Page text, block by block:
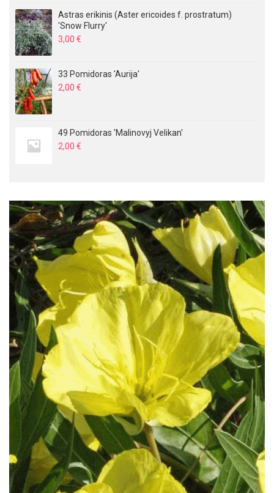
Astras erikinis (Aster ericoides f. prostratum)
'Snow Flurry'
3,00 €
33 Pomidoras 'Aurija'
2,00 €
49 Pomidoras 'Malinovyj Velikan'
2,00 €